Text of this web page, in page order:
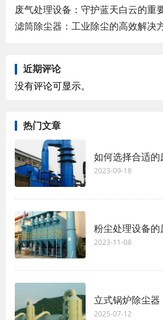
废气处理设备：守护蓝天白云的重
滤筒除尘器：工业除尘的高效解决
近期评论
没有评论可显示。
热门文章
如何选择合适
2023-09-18
粉尘处理设备的
2023-11-08
立式锅炉除尘器
2025-07-12